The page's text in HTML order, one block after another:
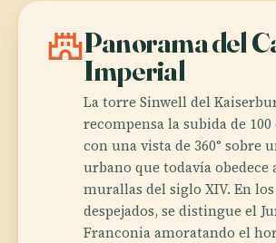
castlePanorama del
Imperial
La torre Sinwell del
recompensa la subida de 100
con una vista de 360° sobre
urbano que todavía obedece
murallas del siglo XIV. En
despejados, se distingue el
Franconia amoratando el